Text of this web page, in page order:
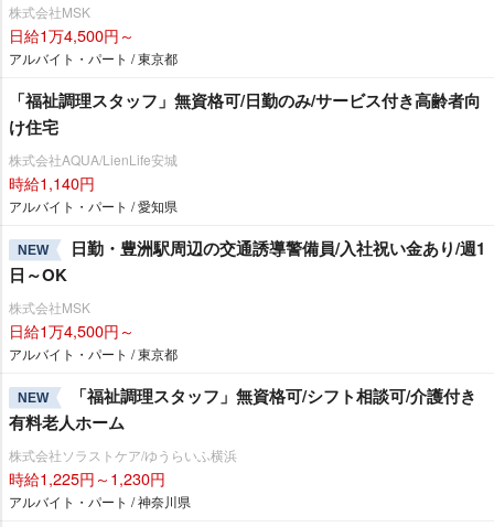
株式会社MSK
日給1万4,500円～
アルバイト・パート / 東京都
「福祉調理スタッフ」無資格可/日勤のみ/サービス付き高齢者向
け住宅
株式会社AQUA/LienLife安城
時給1,140円
アルバイト・パート / 愛知県
NEW
日勤・豊洲駅周辺の交通誘導警備員/入社祝い金あり/週1
日～OK
株式会社MSK
日給1万4,500円～
アルバイト・パート / 東京都
NEW
「福祉調理スタッフ」無資格可/シフト相談可/介護付き
有料老人ホーム
株式会社ソラストケア/ゆうらいふ横浜
時給1,225円～1,230円
アルバイト・パート / 神奈川県